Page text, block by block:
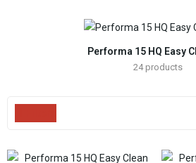
Performa 15 HQ Easy
24 products